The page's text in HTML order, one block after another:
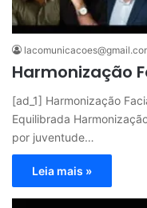
Harmonização
[ad_1] Harmonização
Equilibrada
por juventude…
Leia mais »